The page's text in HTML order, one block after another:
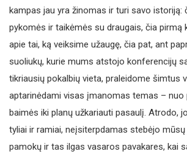
kampas jau yra žinomas ir turi savo istoriją:
pykomės ir taikėmės su draugais, čia pirmą
apie tai, ką veiksime užaugę, čia pat, ant
suoliukų, kurie mums atstojo konferencijų
tikriausių pokalbių vieta, praleidome šimtus
aptarinėdami visas įmanomas temas – nuo
baimės iki planų užkariauti pasaulį. Atrodo,
tyliai ir ramiai, neįsiterpdamas stebėjo
pamokų ir tas ilgas vasaros pavakares, kai